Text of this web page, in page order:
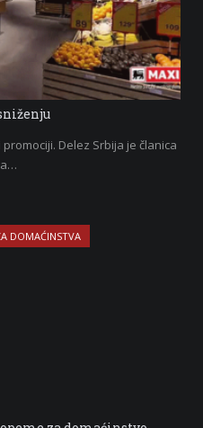
Delez Srbija je članica
DOMAĆINSTVA